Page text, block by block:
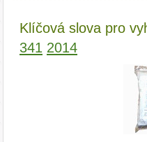
Klíčová slova pro
341 2014